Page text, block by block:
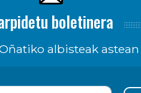
boletinera
albisteak